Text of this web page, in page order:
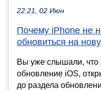
22:21, 02 Июн
Почему iPhone не
обновиться на
Вы уже слышали, что
обновление iOS,
до раздела